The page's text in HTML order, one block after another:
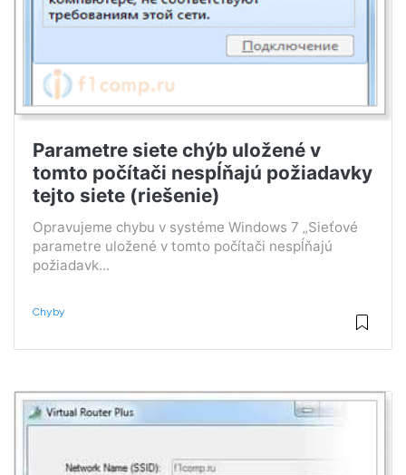
Parametre siete chýb uložené v
tomto počítači nespĺňajú požiadavky
tejto siete (riešenie)
Opravujeme chybu v systéme Windows 7 „Sieťové
parametre uložené v tomto počítači nespĺňajú
požiadavk...
Chyby